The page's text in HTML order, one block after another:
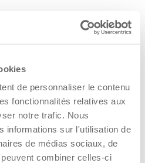
de personnaliser le contenu
fonctionnalités relatives aux
notre trafic. Nous
informations sur l'utilisation de
de médias sociaux, de
combiner celles-ci